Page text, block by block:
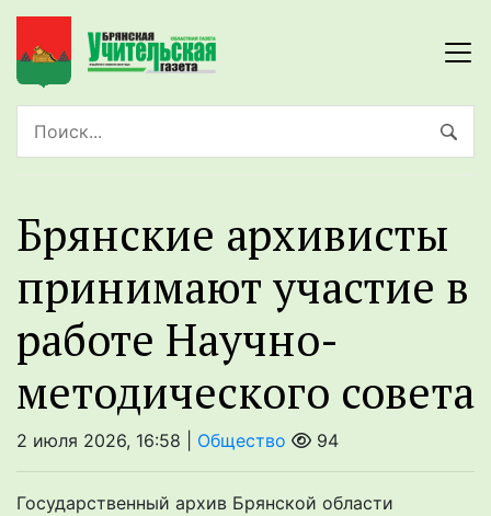
Брянские архивисты
принимают участие в
работе Научно-
методического совета
2 июля 2026, 16:58 | Общество 94
Государственный архив Брянской области